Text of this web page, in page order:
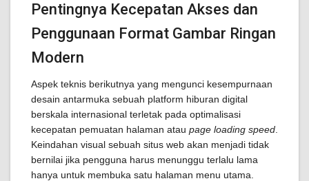
Pentingnya Kecepatan Akses dan
Penggunaan Format Gambar Ringan
Modern
Aspek teknis berikutnya yang mengunci kesempurnaan
desain antarmuka sebuah platform hiburan digital
berskala internasional terletak pada optimalisasi
kecepatan pemuatan halaman atau page loading speed
Keindahan visual sebuah situs web akan menjadi tidak
bernilai jika pengguna harus menunggu terlalu lama
hanya untuk membuka satu halaman menu utama.